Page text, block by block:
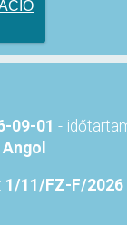
09-01 -
Angol
1/11/FZ-F/2026